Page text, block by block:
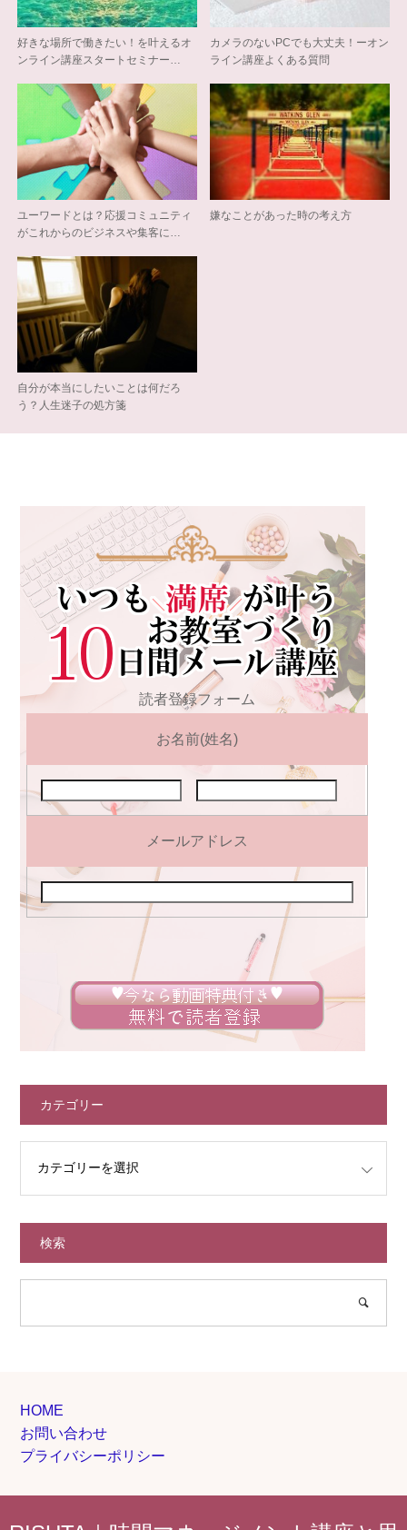
好きな場所で働きたい！を叶えるオ
ンライン講座スタートセミナー…
カメラのないPCでも大丈夫！ーオン
ライン講座よくある質問
ユーワードとは？応援コミュニティ
がこれからのビジネスや集客に…
嫌なことがあった時の考え方
自分が本当にしたいことは何だろ
う？人生迷子の処方箋
読者登録フォーム
お名前(姓名)
メールアドレス
カテゴリー
検索
HOME
お問い合わせ
プライバシーポリシー